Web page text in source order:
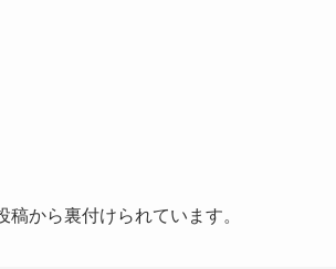
から裏付けられています。